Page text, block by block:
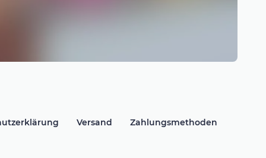
Versand Zahlungsmethoden